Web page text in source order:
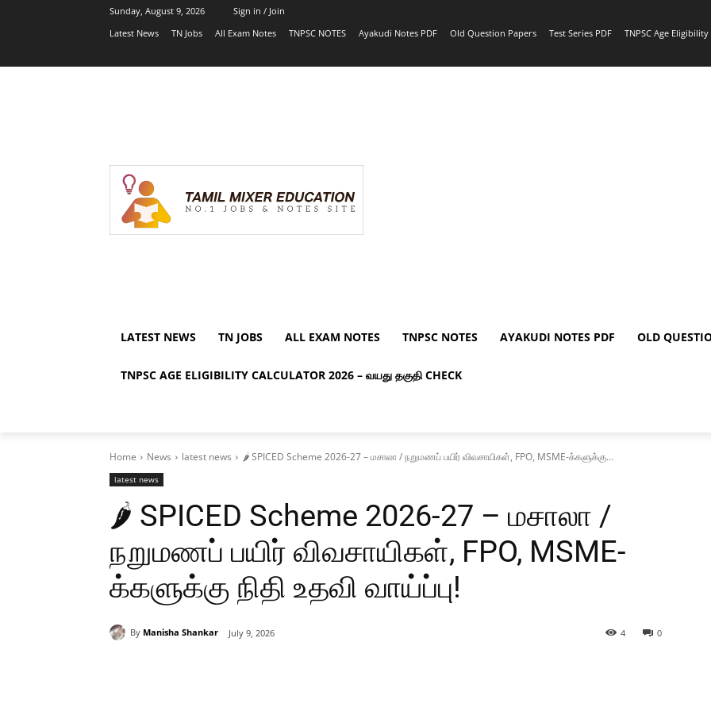
Sunday, August 9, 2026
Sign in / Join
Latest News
TN Jobs All Exam Notes TNPSC NOTES Ayakudi Notes PDF Old Question Papers Test Series PDF TNPSC Age
LATEST NEWS TN JOBS ALL EXAM NOTES TNPSC NOTES AYAKUDI NOTES PDF OLD
TNPSC AGE ELIGIBILITY CALCULATOR 2026 – வயது தகுதி CHECK
Home News latest news 🌶️ SPICED Scheme 2026-27 – மசாலா / நறுமணப் பயிர் விவசாயிகள், FPO, MSME-க்களுக்கு...
latest news
🌶️ SPICED Scheme 2026-27 – மசாலா /
நறுமணப் பயிர் விவசாயிகள், FPO, MSME-
க்களுக்கு நிதி உதவி வாய்ப்பு!
By Manisha Shankar July 9, 2026 0
4